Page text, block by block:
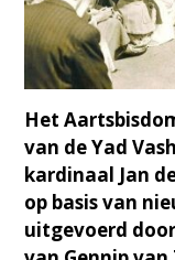
Het
van de Yad
kardinaal Jan
op basis van
uitgevoerd